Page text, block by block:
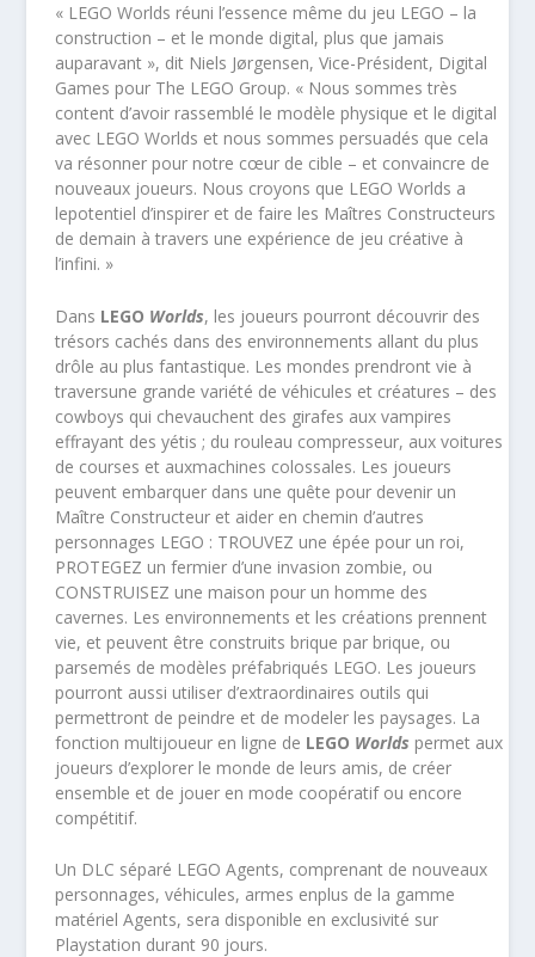
« LEGO Worlds réuni l’essence même du jeu LEGO – la
construction – et le monde digital, plus que jamais
auparavant », dit Niels Jørgensen, Vice-Président, Digital
Games pour The LEGO Group. « Nous sommes très
content d’avoir rassemblé le modèle physique et le digital
avec LEGO Worlds et nous sommes persuadés que cela
va résonner pour notre cœur de cible – et convaincre de
nouveaux joueurs. Nous croyons que LEGO Worlds a
lepotentiel d’inspirer et de faire les Maîtres Constructeurs
de demain à travers une expérience de jeu créative à
l’infini. »
Dans LEGO Worlds, les joueurs pourront découvrir des
trésors cachés dans des environnements allant du plus
drôle au plus fantastique. Les mondes prendront vie à
traversune grande variété de véhicules et créatures – des
cowboys qui chevauchent des girafes aux vampires
effrayant des yétis ; du rouleau compresseur, aux voitures
de courses et auxmachines colossales. Les joueurs
peuvent embarquer dans une quête pour devenir un
Maître Constructeur et aider en chemin d’autres
personnages LEGO : TROUVEZ une épée pour un roi,
PROTEGEZ un fermier d’une invasion zombie, ou
CONSTRUISEZ une maison pour un homme des
cavernes. Les environnements et les créations prennent
vie, et peuvent être construits brique par brique, ou
parsemés de modèles préfabriqués LEGO. Les joueurs
pourront aussi utiliser d’extraordinaires outils qui
permettront de peindre et de modeler les paysages. La
fonction multijoueur en ligne de LEGO Worlds permet aux
joueurs d’explorer le monde de leurs amis, de créer
ensemble et de jouer en mode coopératif ou encore
compétitif.
Un DLC séparé LEGO Agents, comprenant de nouveaux
personnages, véhicules, armes enplus de la gamme
matériel Agents, sera disponible en exclusivité sur
Playstation durant 90 jours.